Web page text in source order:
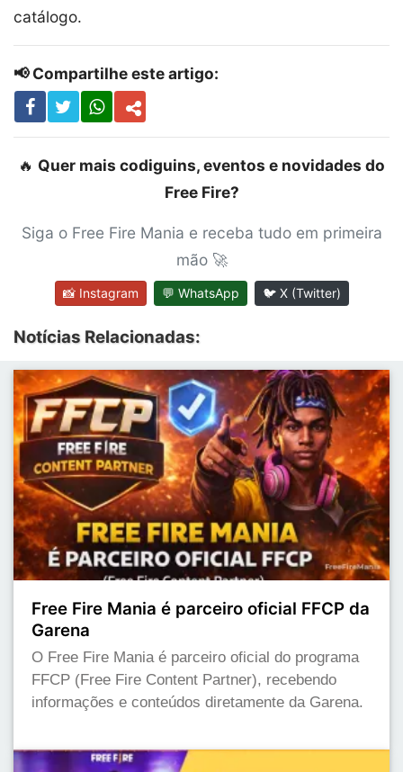
catálogo.
📢 Compartilhe este artigo:
🔥 Quer mais codiguins, eventos e novidades do
Free Fire?
Siga o Free Fire Mania e receba tudo em primeira
mão 🚀
📸 Instagram 💬 WhatsApp 🐦 X (Twitter)
Notícias Relacionadas:
Free Fire Mania é parceiro oficial FFCP da
Garena
O Free Fire Mania é parceiro oficial do programa
FFCP (Free Fire Content Partner), recebendo
informações e conteúdos diretamente da Garena.